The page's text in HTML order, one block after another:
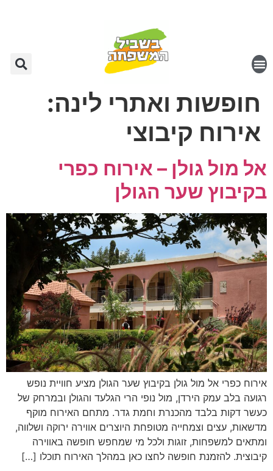
חופשות ואתרי לינה:
אירוח קיבוצי
אל מול גולן – אירוח כפרי
בקיבוץ שער הגולן
אירוח כפרי אל מול גולן בקיבוץ שער הגולן מציע חוויית נופש
רגועה בלב עמק הירדן, מול נופי הרי הגלעד והגולן ובמרחק של
כעשר דקות בלבד מהכנרת וחמת גדר. מתחם האירוח מוקף
מדשאות, עצים וצמחייה מטופחת היוצרים אווירה ירוקה ושלווה,
ומתאים למשפחות, זוגות ולכל מי שמחפש חופשה באווירה
קיבוצית. להזמנת חופשה לחצו כאן במהלך האירוח תוכלו […]